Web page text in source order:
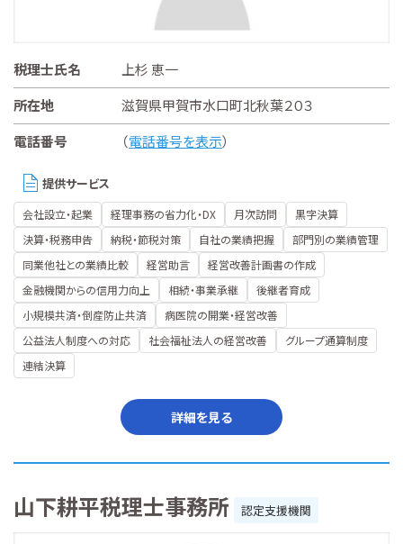
税理士氏名
上杉 恵一
所在地
滋賀県甲賀市水口町北秋葉２０３
電話番号
（電話番号を表示）
提供サービス
会社設立・起業 経理事務の省力化・DX 月次訪問
黒字決算
決算・税務申告
納税・節税対策 自社の業績把握
部門別の業績管理
同業他社との業績比較
経営助言
経営改善計画書の作成
金融機関からの信用力向上
相続・事業承継
後継者育成
小規模共済・倒産防止共済
病医院の開業・経営改善
公益法人制度への対応
社会福祉法人の経営改善
グループ通算制度
連結決算
詳細を見る
山下耕平税理士事務所 認定支援機関